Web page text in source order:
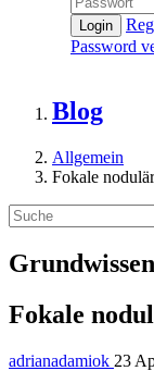
Login
Password
Blog
Allgemein
Fokale
Grundwissen
Fokale
adrianadamiok 23